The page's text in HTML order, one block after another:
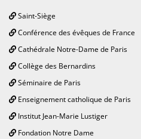
Saint-Siège
Conférence des évêques de France
Cathédrale Notre-Dame de Paris
Collège des Bernardins
Séminaire de Paris
Enseignement catholique de Paris
Institut Jean-Marie Lustiger
Fondation Notre Dame